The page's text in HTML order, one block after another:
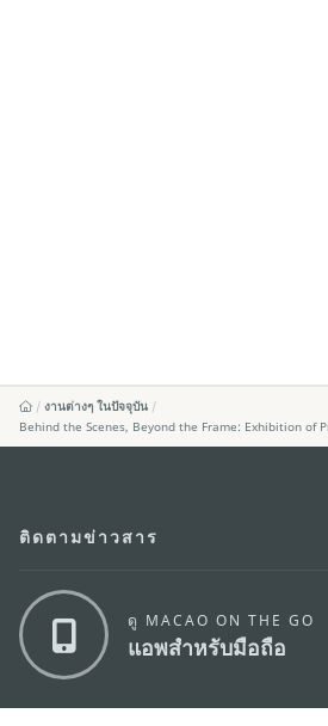
งานต่างๆ ในปัจจุบัน
Behind the Scenes, Beyond the Frame: Exhibition of
ติดตามข่าวสาร
ดู MACAO ON THE GO
แอพสำหรับมือถือ